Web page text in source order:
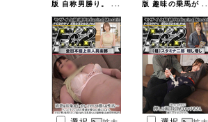
版 自称男勝り。 ...
版 趣味の乗馬が ...